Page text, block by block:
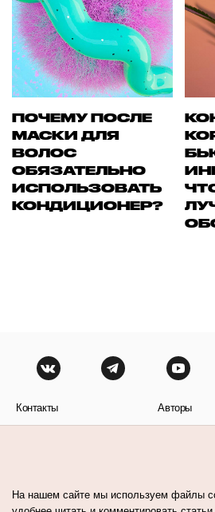
ПОЧЕМУ ПОСЛЕ
МАСКИ ДЛЯ
ВОЛОС
ОБЯЗАТЕЛЬНО
ИСПОЛЬЗОВАТЬ
КОНДИЦИОНЕР?
Контакты Авторы
На нашем сайте мы используем файлы